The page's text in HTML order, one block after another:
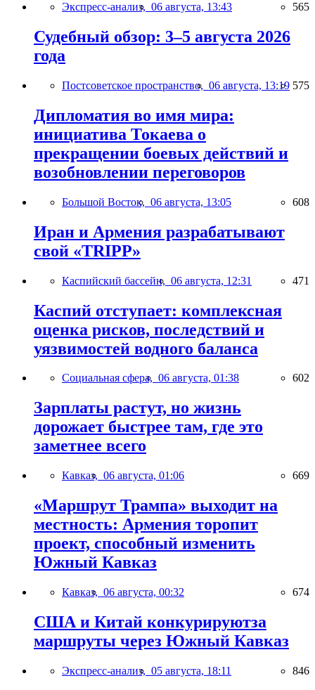
Экспресс-анализ, 06 августа, 13:43 565
Судебный обзор: 3–5 августа 2026
года
Постсоветское пространство, 06 августа, 13:19 575
Дипломатия во имя мира:
инициатива Токаева о
прекращении боевых действий и
возобновлении переговоров
Большой Восток, 06 августа, 13:05 608
Иран и Армения разрабатывают
свой «TRIPP»
Каспийский бассейн, 06 августа, 12:31 471
Каспий отступает: комплексная
оценка рисков, последствий и
уязвимостей водного баланса
Социальная сфера, 06 августа, 01:38 602
Зарплаты растут, но жизнь
дорожает быстрее там, где это
заметнее всего
Кавказ, 06 августа, 01:06 669
«Маршрут Трампа» выходит на
местность: Армения торопит
проект, способный изменить
Южный Кавказ
Кавказ, 06 августа, 00:32 674
США и Китай конкурируютза
маршруты через Южный Кавказ
Экспресс-анализ, 05 августа, 18:11 846